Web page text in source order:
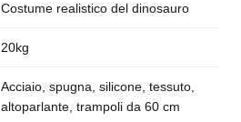
Costume realistico del dinosauro
20kg
Acciaio, spugna, silicone, tessuto,
altoparlante, trampoli da 60 cm